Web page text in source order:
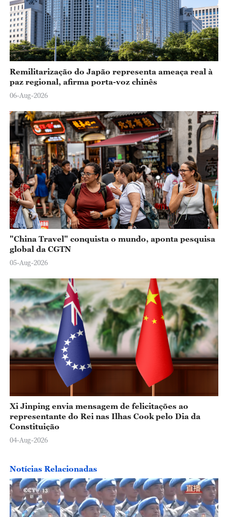
Remilitarização do Japão representa ameaça real à
paz regional, afirma porta-voz chinês
06-Aug-2026
"China Travel" conquista o mundo, aponta pesquisa
global da CGTN
05-Aug-2026
Xi Jinping envia mensagem de felicitações ao
representante do Rei nas Ilhas Cook pelo Dia da
Constituição
04-Aug-2026
Notícias Relacionadas